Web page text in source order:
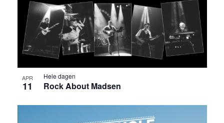
APR
11
Hele dagen
Rock About Madsen